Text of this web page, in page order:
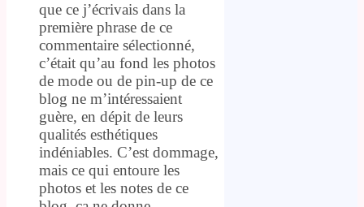
que ce j’écrivais dans la
première phrase de ce
commentaire sélectionné,
c’était qu’au fond les photos
de mode ou de pin-up de ce
blog ne m’intéressaient
guère, en dépit de leurs
qualités esthétiques
indéniables. C’est dommage,
mais ce qui entoure les
photos et les notes de ce